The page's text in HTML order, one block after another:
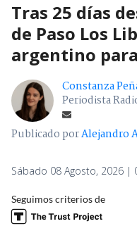
Tras 25 días
de Paso Los
argentino
Constanza
Periodista
Publicado porAlejandro
Sábado 08 Agosto, 2026 |
Seguimos criterios de